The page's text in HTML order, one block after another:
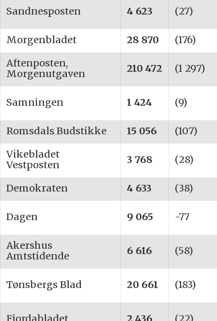
Sandnesposten 4 623 (27)
Morgenbladet 28 870
(176)
Aftenposten,
Morgenutgaven
210 472 (1 297)
Samningen 1 424 (9)
Romsdals Budstikke 15 056
(107)
Vikebladet
Vestposten
3 768 (28)
Demokraten 4 633 (38)
Dagen 9 065 -77
Akershus
Amtstidende
6 616 (58)
Tønsbergs Blad 20 661 (183)
Fjordabladet 2 436 (22)